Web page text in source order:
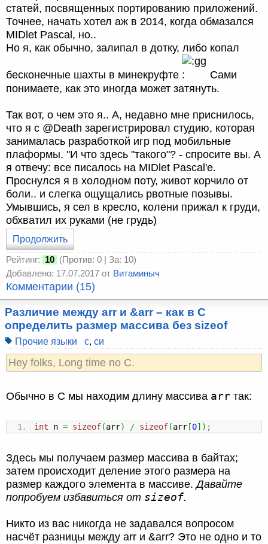
статей, посвященных портированию приложений.
Точнее, начать хотел аж в 2014, когда обмазался
MIDlet Pascal, но..
Но я, как обычно, залипал в дотку, либо копал
бесконечные шахты в минекруфте
Сами
понимаете, как это иногда может затянуть.
Так вот, о чем это я.. А, недавно мне приснилось,
что я с @Death зарегистрировал студию, которая
занималась разработкой игр под мобильные
плаформы. "И что здесь "такого"? - спросите вы. А
я отвечу: все писалось на MIDlet Pascal'e.
Проснулся я в холодном поту, живот корчило от
боли.. и слегка ощущались рвотные позывы.
Умывшись, я сел в кресло, колени прижал к груди,
обхватил их руками (не грудь)
Продолжить
Рейтинг: 10 (Против: 0 | За: 10)
Добавлено: 17.07.2017 от Витаминыч
Комментарии (15)
Различие между arr и &arr – как в C
определить размер массива без sizeof
Прочие языки c, си
Hey folks, Long time no C.
Обычно в C мы находим длину массива arr так:
int n = sizeof(arr) / sizeof(arr [0] ) ;
Здесь мы получаем размер массива в байтах;
затем происходит деление этого размера на
размер каждого элемента в массиве.Давайте
попробуем избавиться от sizeof.
Никто из вас никогда не задавался вопросом
насчёт разницы между arr и &arr? Это не одно и то